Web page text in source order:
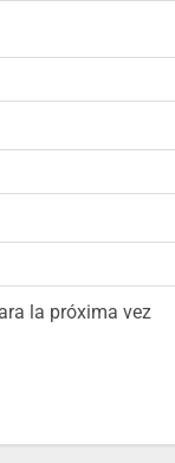
la próxima vez